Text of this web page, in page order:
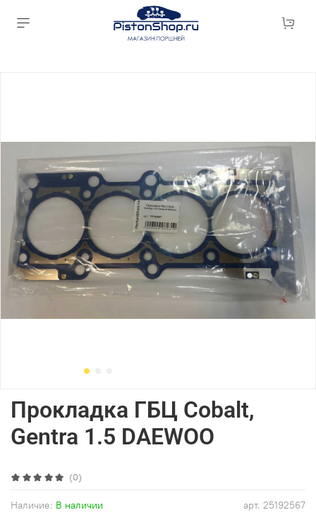
(0)
арт. 25192567
Наличие: В наличии
Прокладка ГБЦ Cobalt,
Gentra 1.5 DAEWOO